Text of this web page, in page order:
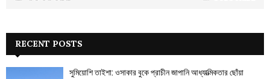
RECENT POSTS
সুমিয়োশি তাইশা: ওসাকার বুকে প্রাচীন জাপানি আধ্যাত্মিকতার ছোঁয়া